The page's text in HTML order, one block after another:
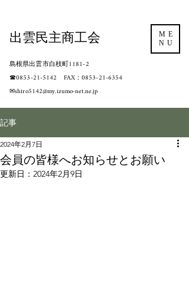
島根県出雲市白枝町1181-2
​☎0853-21-5142 FAX：0853-21-6354
​✉shiro5142@my.izumo-net.ne.jp
ME
NU
出雲民主商工会
記事
会員の皆様へお知らせとお願い
2024年2月7日
更新日： 2024年2月9日